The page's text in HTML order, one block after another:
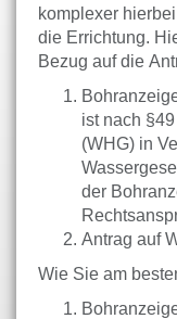
komplexer
die Errichtung.
Bezug auf die
ist nach
(WHG) in
der
Antrag auf
Wie Sie am